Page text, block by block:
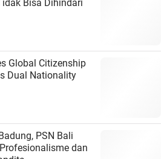
Bisa Dihindari
Global Citizenship
Dual Nationality
PSN Bali
dan